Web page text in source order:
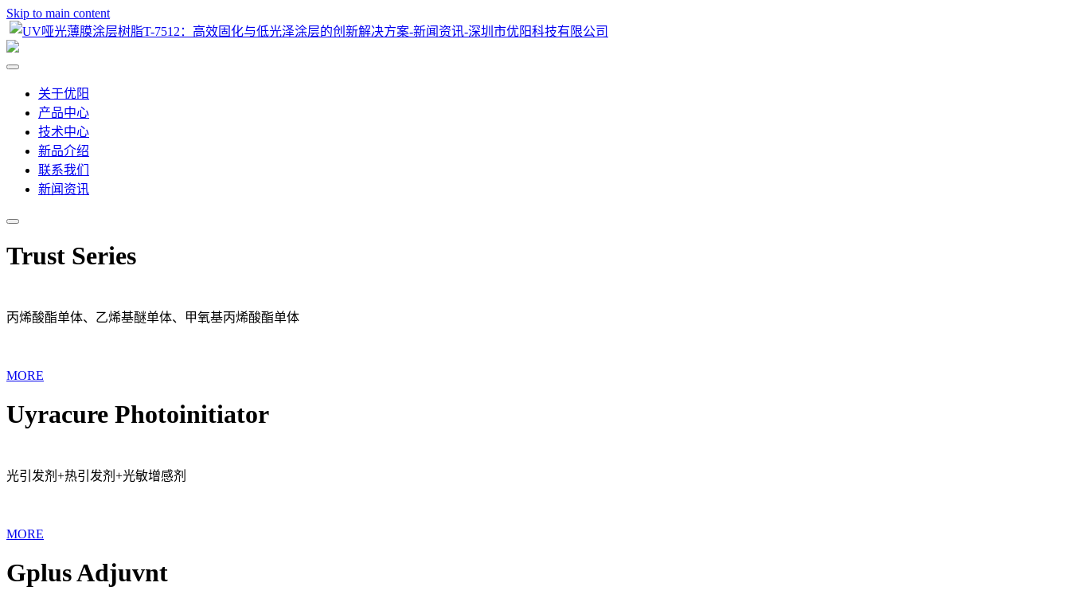
Skip to main content
关于优阳
产品中心
技术中心
新品介绍
联系我们
新闻资讯
Trust Series
丙烯酸酯单体、乙烯基醚单体、甲氧基丙烯酸酯单体
MORE
Uyracure Photoinitiator
光引发剂+热引发剂+光敏增感剂
MORE
Gplus Adjuvnt